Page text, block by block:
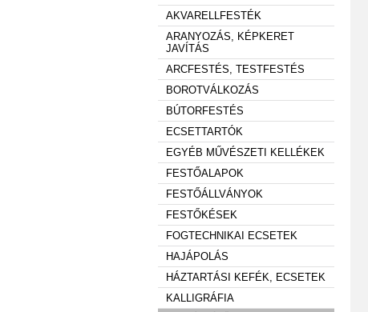
AKVARELLFESTÉK
ARANYOZÁS, KÉPKERET
JAVÍTÁS
ARCFESTÉS, TESTFESTÉS
BOROTVÁLKOZÁS
BÚTORFESTÉS
ECSETTARTÓK
EGYÉB MŰVÉSZETI KELLÉKEK
FESTŐALAPOK
FESTŐÁLLVÁNYOK
FESTŐKÉSEK
FOGTECHNIKAI ECSETEK
HAJÁPOLÁS
HÁZTARTÁSI KEFÉK, ECSETEK
KALLIGRÁFIA